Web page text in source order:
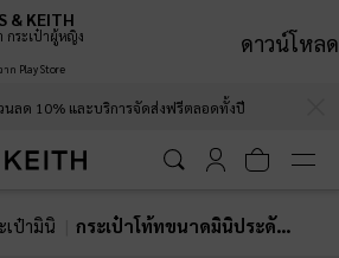
ลด 10% และบริการจัดส่งฟรีตลอดทั้งปี
เป๋ามินิ กระเป๋าโท้ทขนาดมินิประดับโซ่รุ่น Delfina
& KEITH
กระเป๋าผู้หญิง
ก Play Store
ดาวน์โหลด